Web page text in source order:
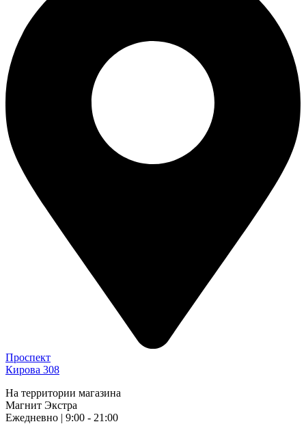
Проспект
Кирова 308
На территории магазина
Магнит Экстра
Ежедневно | 9:00 - 21:00